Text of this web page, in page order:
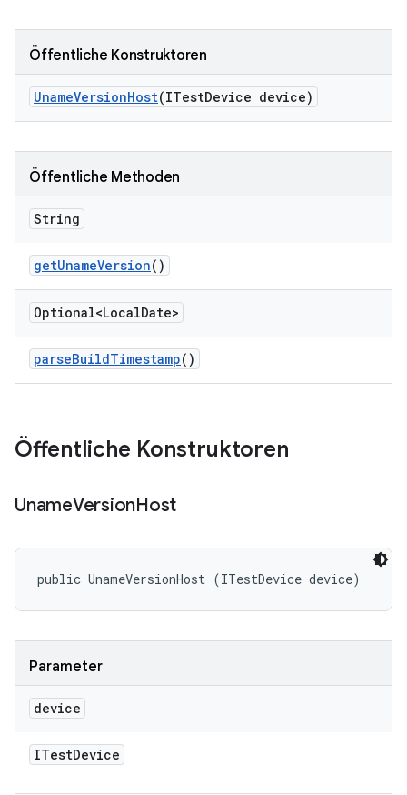
Öffentliche Konstruktoren
UnameVersionHost(ITestDevice device)
Öffentliche Methoden
String
getUnameVersion()
Optional<LocalDate>
parseBuildTimestamp()
Öffentliche Konstruktoren
UnameVersionHost
public UnameVersionHost (ITestDevice device)
Parameter
device
ITestDevice